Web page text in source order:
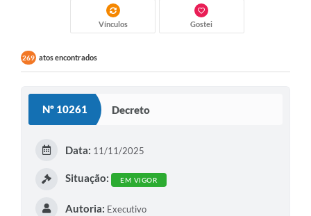
Vínculos Gostei
269 atos encontrados
Nº 10261 Decreto
Data: 11/11/2025
Situação: EM VIGOR
Autoria: Executivo